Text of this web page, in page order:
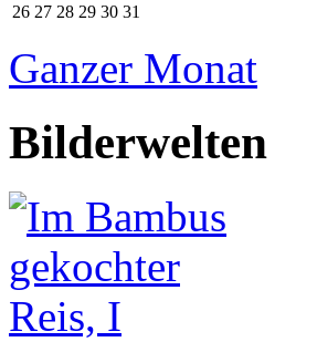
26 27 28 29 30 31
Ganzer Monat
Bilderwelten